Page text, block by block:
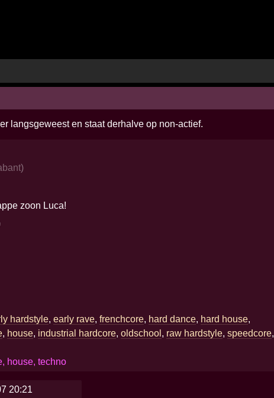
langsgeweest en staat derhalve op non-actief.
)
zoon Luca!
hardstyle,early rave,frenchcore, hard dance, hard house,
, house, industrial hardcore,oldschool , raw hardstyle,speedcore,
house, techno
20:21